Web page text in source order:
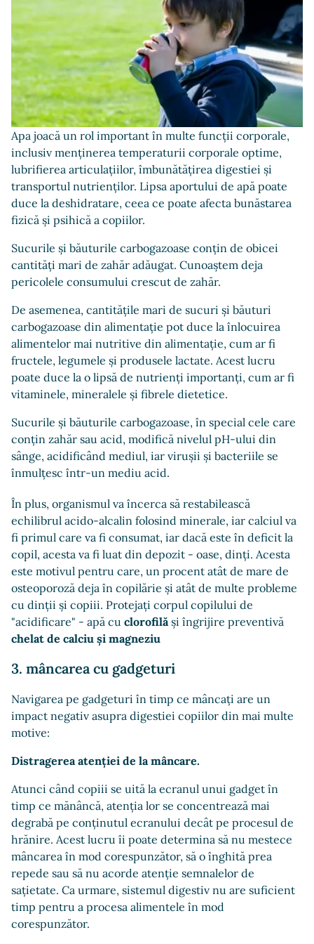
Apa joacă un rol important în multe funcții corporale,
inclusiv menținerea temperaturii corporale optime,
lubrifierea articulațiilor, îmbunătățirea digestiei și
transportul nutrienților. Lipsa aportului de apă poate
duce la deshidratare, ceea ce poate afecta bunăstarea
fizică și psihică a copiilor.
Sucurile și băuturile carbogazoase conțin de obicei
cantități mari de zahăr adăugat. Cunoaștem deja
pericolele consumului crescut de zahăr.
De asemenea, cantitățile mari de sucuri și băuturi
carbogazoase din alimentație pot duce la înlocuirea
alimentelor mai nutritive din alimentație, cum ar fi
fructele, legumele și produsele lactate. Acest lucru
poate duce la o lipsă de nutrienți importanți, cum ar fi
vitaminele, mineralele și fibrele dietetice.
Sucurile și băuturile carbogazoase, în special cele care
conțin zahăr sau acid, modifică nivelul pH-ului din
sânge, acidificând mediul, iar virușii și bacteriile se
înmulțesc într-un mediu acid.
În plus, organismul va încerca să restabilească
echilibrul acido-alcalin folosind minerale, iar calciul va
fi primul care va fi consumat, iar dacă este în deficit la
copil, acesta va fi luat din depozit - oase, dinți. Acesta
este motivul pentru care, un procent atât de mare de
osteoporoză deja în copilărie și atât de multe probleme
cu dinții și copiii. Protejați corpul copilului de
"acidificare" - apă cu clorofilăși îngrijire preventivă
chelat de calciu și magneziu
3. mâncarea cu gadgeturi
Navigarea pe gadgeturi în timp ce mâncați are un
impact negativ asupra digestiei copiilor din mai multe
motive:
Distragerea atenției de la mâncare.
Atunci când copiii se uită la ecranul unui gadget în
timp ce mănâncă, atenția lor se concentrează mai
degrabă pe conținutul ecranului decât pe procesul de
hrănire. Acest lucru îi poate determina să nu mestece
mâncarea în mod corespunzător, să o înghită prea
repede sau să nu acorde atenție semnalelor de
sațietate. Ca urmare, sistemul digestiv nu are suficient
timp pentru a procesa alimentele în mod
corespunzător.